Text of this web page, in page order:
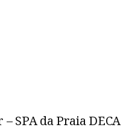
SPA da Praia DECA